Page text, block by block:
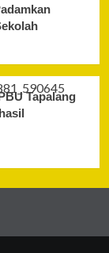
Tapalang